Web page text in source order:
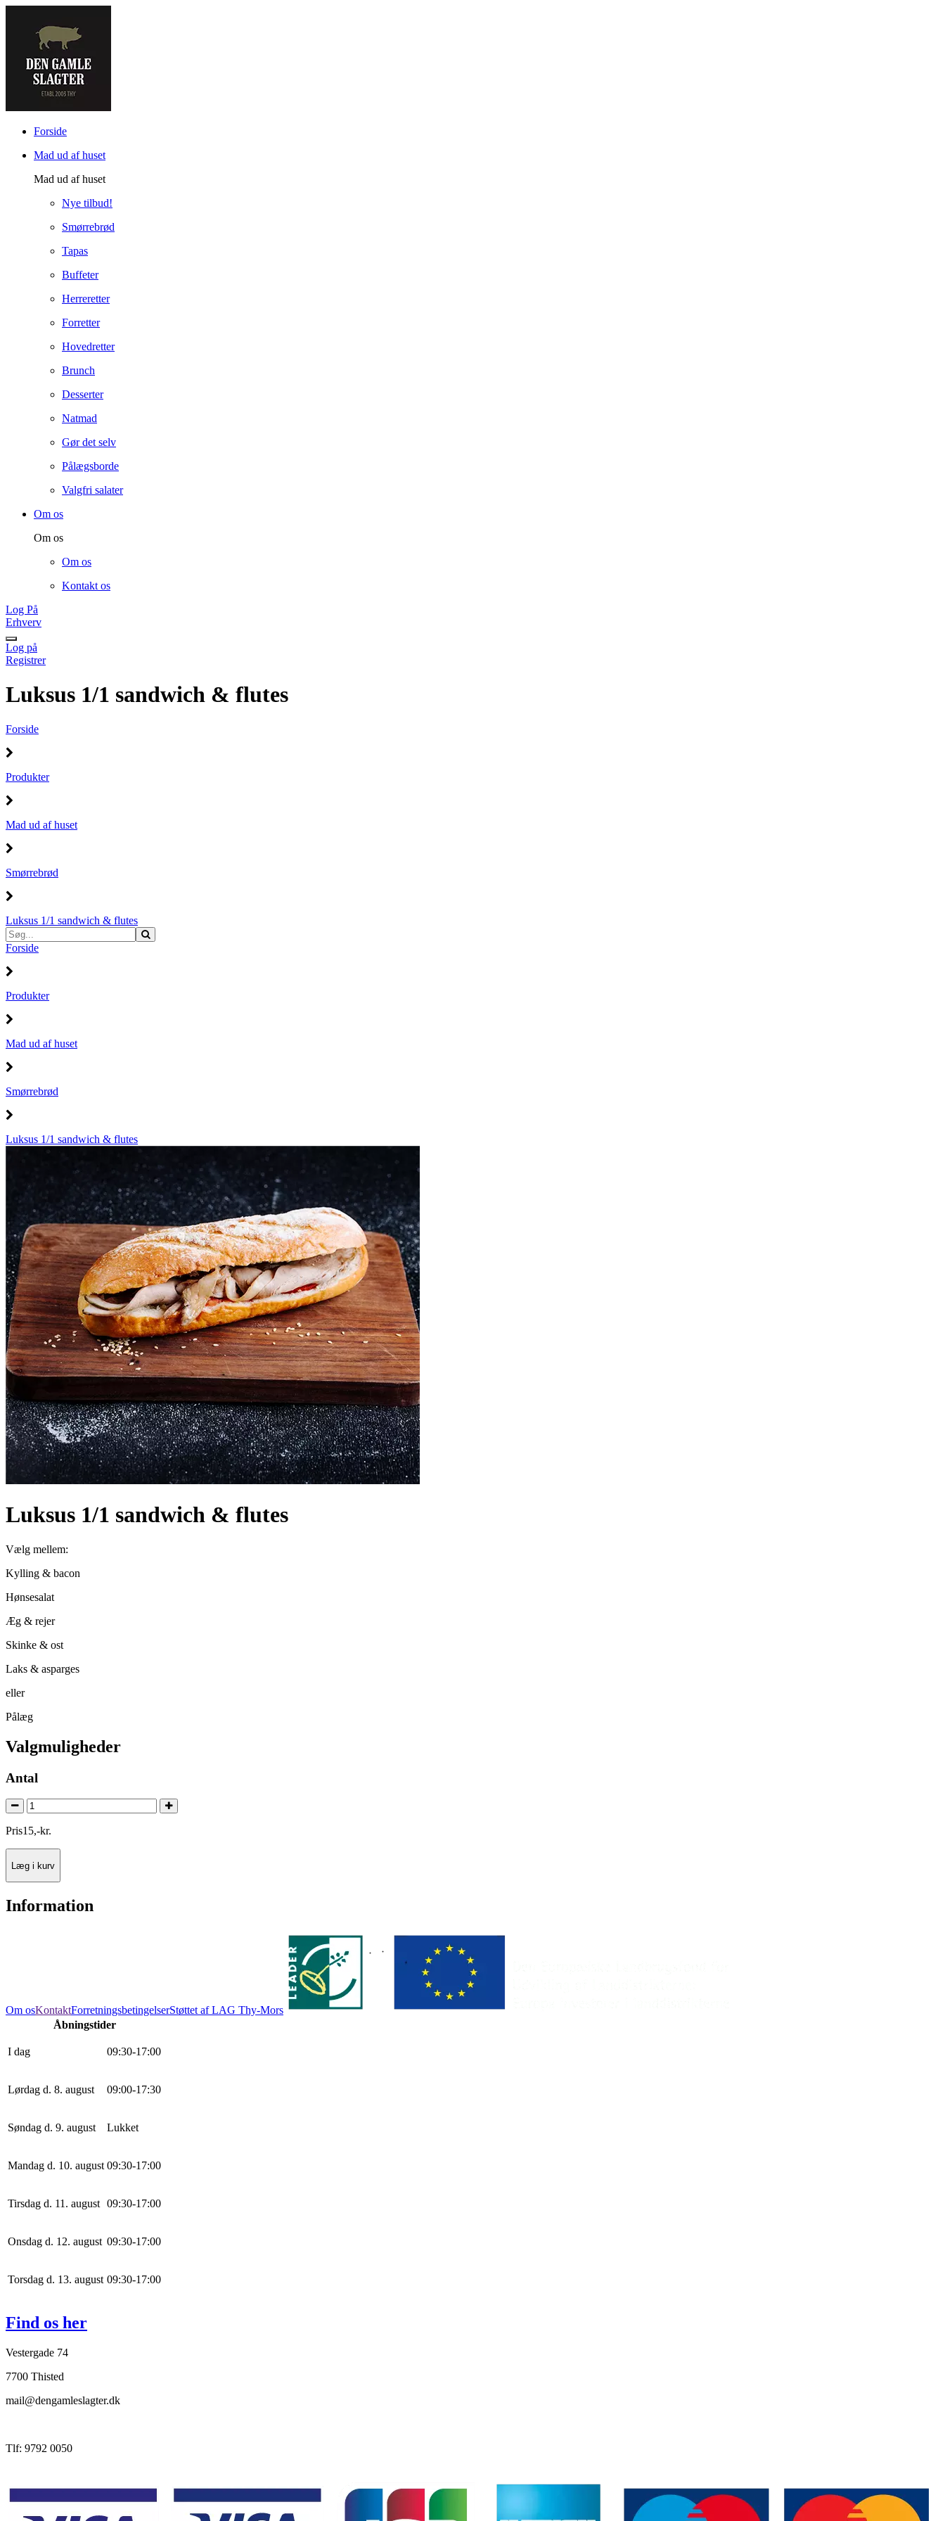
Forside
Mad ud af huset
Mad ud af huset
Nye tilbud!
Smørrebrød
Tapas
Buffeter
Herreretter
Forretter
Hovedretter
Brunch
Desserter
Natmad
Gør det selv
Pålægsborde
Valgfri salater
Om os
Om os
Om os
Kontakt os
Log På
Erhverv
Log på
Registrer
Luksus 1/1 sandwich & flutes
Forside
Produkter
Mad ud af huset
Smørrebrød
Luksus 1/1 sandwich & flutes
Forside
Produkter
Mad ud af huset
Smørrebrød
Luksus 1/1 sandwich & flutes
Luksus 1/1 sandwich & flutes
Vælg mellem:
Kylling & bacon
Hønsesalat
Æg & rejer
Skinke & ost
Laks & asparges
eller
Pålæg
Valgmuligheder
Antal
Pris15,-kr.
Læg i kurv
Information
Om osKontaktForretningsbetingelserStøttet af LAG Thy-Mors
Åbningstider
I dag 09:30-17:00
Lørdag d. 8. august 09:00-17:30
Søndag d. 9. august Lukket
Mandag d. 10. august 09:30-17:00
Tirsdag d. 11. august 09:30-17:00
Onsdag d. 12. august 09:30-17:00
Torsdag d. 13. august 09:30-17:00
Find os her
Vestergade 74
7700 Thisted
mail@dengamleslagter.dk
Tlf: 9792 0050